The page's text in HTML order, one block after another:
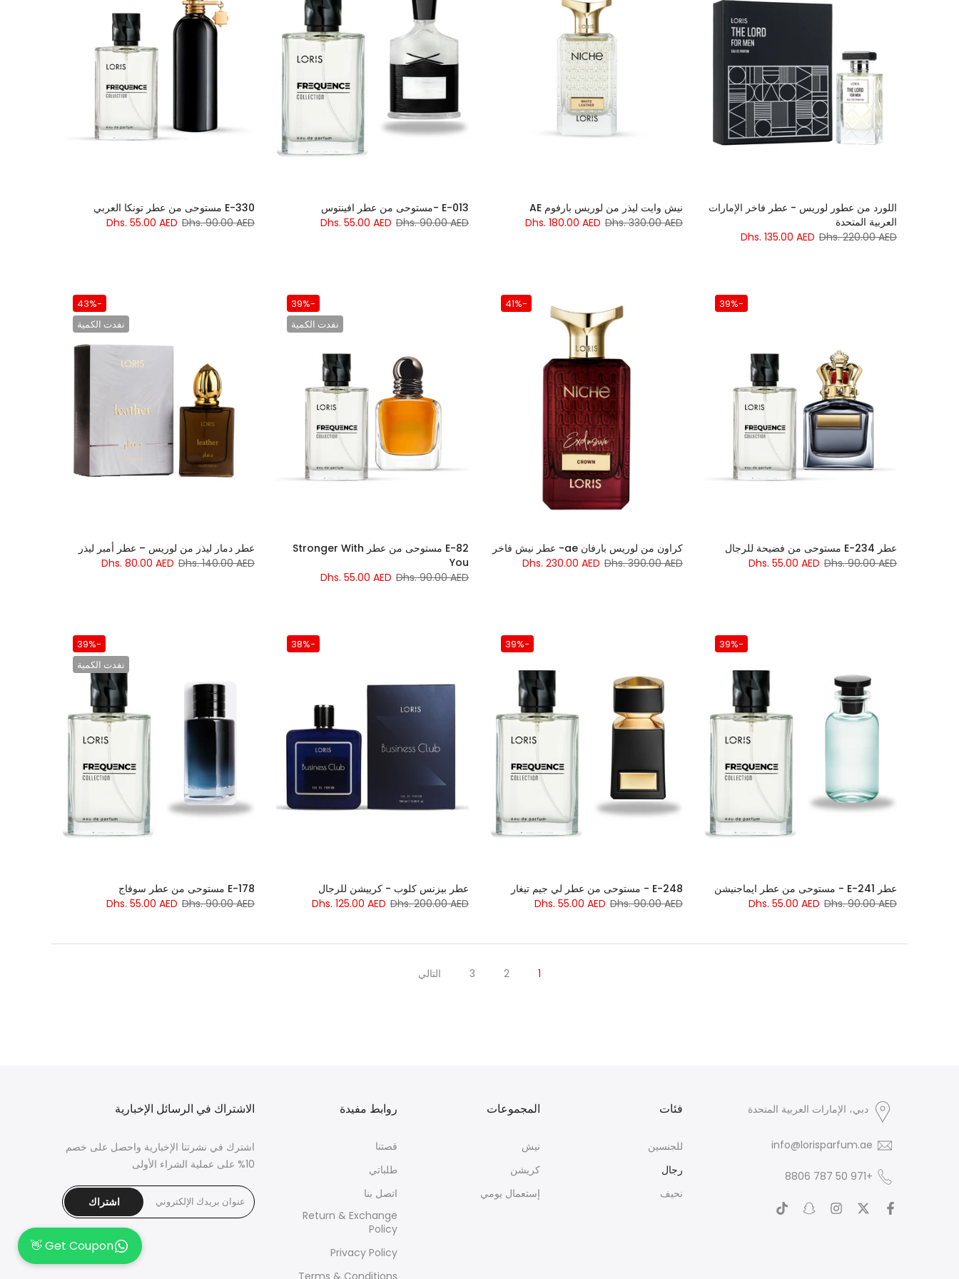
اللورد من عطور لوريس - عطر فاخر الإمارات
العربية المتحدة
Dhs. 220.00 AED
Dhs. 135.00 AED
نيش وايت ليذر من لوريس بارفوم AE
Dhs. 330.00 AED
Dhs. 180.00 AED
E-013 -مستوحى من عطر افينتوس
Dhs. 90.00 AED
Dhs. 55.00 AED
E-330 مستوحى من عطر تونكا العربي
Dhs. 90.00 AED
Dhs. 55.00 AED
-39%
عطر E-234 مستوحى من فضيحة للرجال
Dhs. 90.00 AED
Dhs. 55.00 AED
-41%
كراون من لوريس بارفان ae- عطر نيش فاخر
Dhs. 390.00 AED
Dhs. 230.00 AED
-39%
نفدت الكمية
E-82 مستوحى من عطر Stronger With
You
Dhs. 90.00 AED
Dhs. 55.00 AED
-43%
نفدت الكمية
عطر دمار ليذر من لوريس – عطر أمبر ليذر
Dhs. 140.00 AED
Dhs. 80.00 AED
-39%
عطر E-241 - مستوحى من عطر ايماجنيشن
Dhs. 90.00 AED
Dhs. 55.00 AED
-39%
E-248 - مستوحى من عطر لي جيم تيغار
Dhs. 90.00 AED
Dhs. 55.00 AED
-38%
عطر بيزنس كلوب - كرييشن للرجال
Dhs. 200.00 AED
Dhs. 125.00 AED
-39%
نفدت الكمية
E-178 مستوحى من عطر سوفاج
Dhs. 90.00 AED
Dhs. 55.00 AED
1
2
3 التالي
دبي، الإمارات العربية المتحدة
info@lorisparfum.ae
+971 50 787 8806
فئات
للجنسين
رجال
نحيف
المجموعات
نيش
كريشن
إستعمال يومي
روابط مفيدة
قصتنا
طلباتي
اتصل بنا
Return & Exchange
Policy
Privacy Policy
Terms & Conditions
الاشتراك في الرسائل الإخبارية
اشترك في نشرتنا الإخبارية واحصل على خصم
10% على عملية الشراء الأولى
اشتراك
Get Coupon 👋